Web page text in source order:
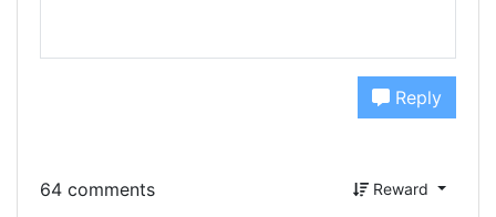
Reply
64 comments Reward